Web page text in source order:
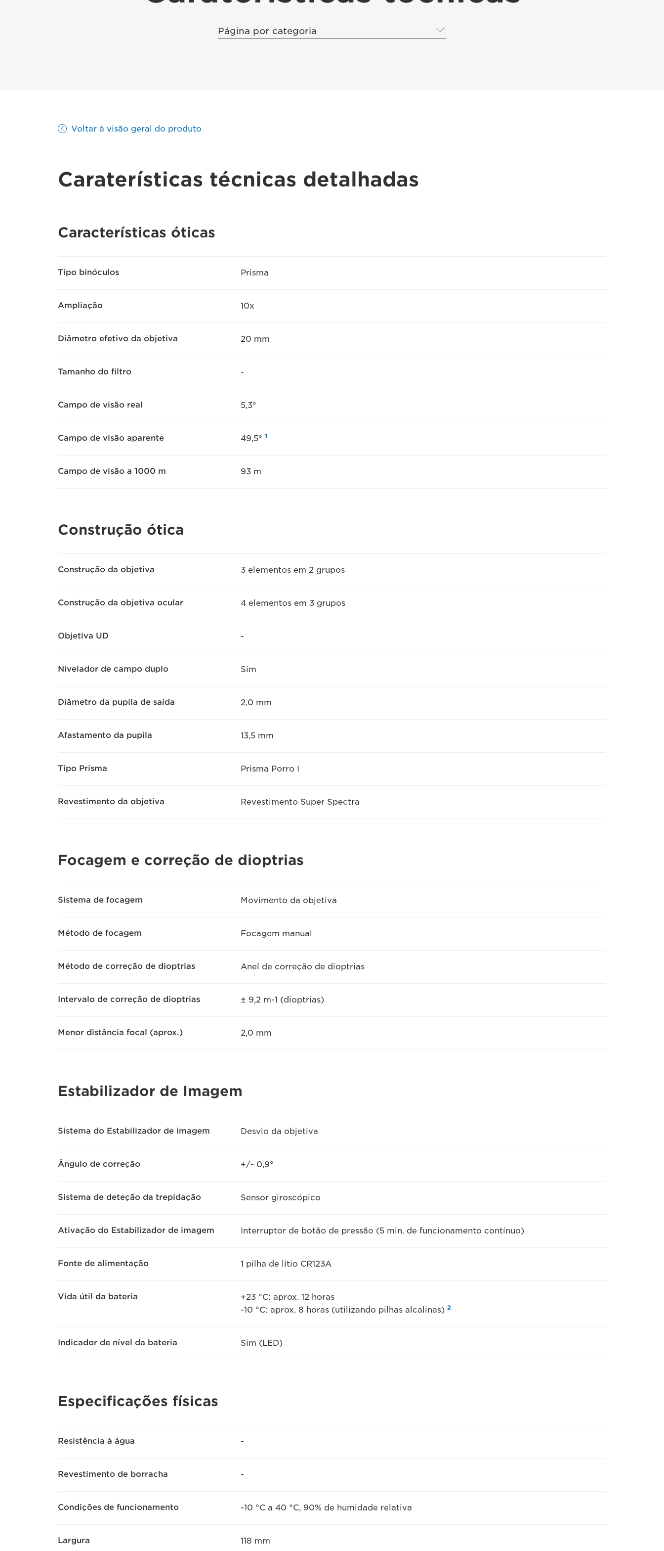
Página por categoria
Voltar à visão geral do produto
Caraterísticas técnicas detalhadas
Características óticas
Tipo binóculos Prisma
Ampliação 10x
Diâmetro efetivo da objetiva 20 mm
Tamanho do filtro -
Campo de visão real 5,3°
Campo de visão aparente 49,5° 1
Campo de visão a 1000 m 93 m
Construção ótica
Construção da objetiva 3 elementos em 2 grupos
Construção da objetiva ocular 4 elementos em 3 grupos
Objetiva UD -
Nivelador de campo duplo Sim
Diâmetro da pupila de saída 2,0 mm
Afastamento da pupila 13,5 mm
Tipo Prisma Prisma Porro I
Revestimento da objetiva Revestimento Super Spectra
Focagem e correção de dioptrias
Sistema de focagem Movimento da objetiva
Método de focagem Focagem manual
Método de correção de dioptrias Anel de correção de dioptrias
Intervalo de correção de dioptrias ± 9,2 m-1 (dioptrias)
Menor distância focal (aprox.) 2,0 mm
Estabilizador de Imagem
Sistema do Estabilizador de imagem Desvio da objetiva
Ângulo de correção +/- 0,9°
Sistema de deteção da trepidação Sensor giroscópico
Ativação do Estabilizador de imagem Interruptor de botão de pressão (5 min. de funcionamento contínuo)
Fonte de alimentação 1 pilha de lítio CR123A
Vida útil da bateria
+23 °C: aprox. 12 horas
-10 °C: aprox. 8 horas (utilizando pilhas alcalinas) 2
Indicador de nível da bateria Sim (LED)
Especificações físicas
Resistência à água -
Revestimento de borracha -
Condições de funcionamento -10 °C a 40 °C, 90% de humidade relativa
Largura 118 mm